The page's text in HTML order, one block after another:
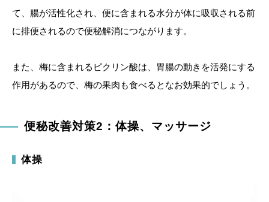
て、腸が活性化され、便に含まれる水分が体に吸収される前
に排便されるので便秘解消につながります。
また、梅に含まれるピクリン酸は、胃腸の動きを活発にする
作用があるので、梅の果肉も食べるとなお効果的でしょう。
便秘改善対策2：体操、マッサージ
体操